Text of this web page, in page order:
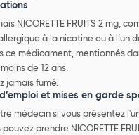
NICORETTE FRUITS 2 mg,
à la nicotine ou à l’un
ce médicament, mentionnés
de 12 ans.
jamais fumé.
et mises en garde
médecin si vous présentez
pouvez prendre NICORETTE